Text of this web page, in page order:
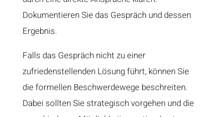
Dokumentieren Sie das Gespräch und dessen
Ergebnis.
Falls das Gespräch nicht zu einer
zufriedenstellenden Lösung führt, können Sie
die formellen Beschwerdewege beschreiten.
Dabei sollten Sie strategisch vorgehen und die